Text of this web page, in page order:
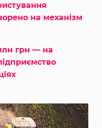
на механізм
грн — на